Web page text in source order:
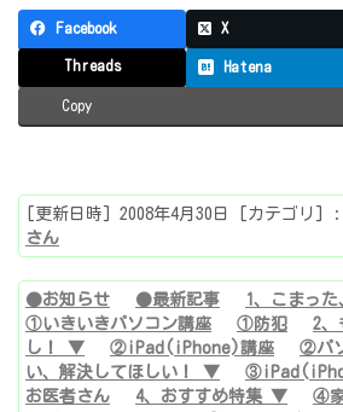
Facebook X
Threads Hatena
Copy
[更新日時] 2008年4月30日 [カテゴリ] :
さん
●お知らせ ●最新記事
1、こまっ
①いきいきパソコン講座
①防犯
2、
し！ ▼
②iPad(iPhone)講座 ②パ
い、解決してほしい！ ▼
お医者さん
4、おすすめ特集 ▼ ④